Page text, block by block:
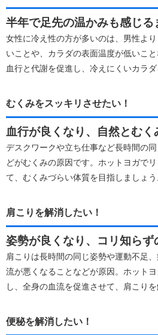
半年で足先の温かみも感じる
女性に冷え性の方が多いのは、男性よ
いことや、カラダの表面温度が低いこ
血行と代謝を促進し、冷えにくいカラダ
むくみをスッキリさせたい！
血行が良くなり、自然とむく
デスクワークや立ち仕事など長時間の
どがむくみの原因です。ホットヨガで
て、むくみづらい体質を目指しましょう
肩こりを解消したい！
姿勢が良くなり、コリ知らず
肩こりは長時間の同じ姿勢や運動不足
流が悪くなることなどが原因。ホット
し、全身の血流を促進させて、肩こり
便秘を解消したい！